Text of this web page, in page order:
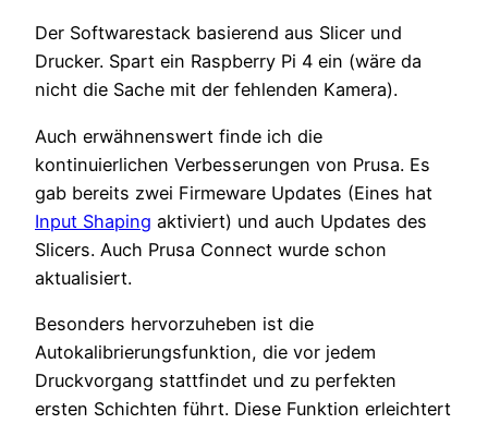
Der Softwarestack basierend aus Slicer und
Drucker. Spart ein Raspberry Pi 4 ein (wäre da
nicht die Sache mit der fehlenden Kamera).
Auch erwähnenswert finde ich die
kontinuierlichen Verbesserungen von Prusa. Es
gab bereits zwei Firmeware Updates (Eines hat
Input Shaping aktiviert) und auch Updates des
Slicers. Auch Prusa Connect wurde schon
aktualisiert.
Besonders hervorzuheben ist die
Autokalibrierungsfunktion, die vor jedem
Druckvorgang stattfindet und zu perfekten
ersten Schichten führt. Diese Funktion erleichtert